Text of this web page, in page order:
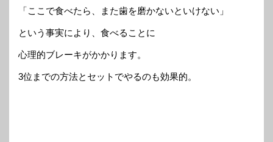
「ここで食べたら、また歯を磨かないといけない」
という事実により、食べることに
心理的ブレーキがかかります。
3位までの方法とセットでやるのも効果的。